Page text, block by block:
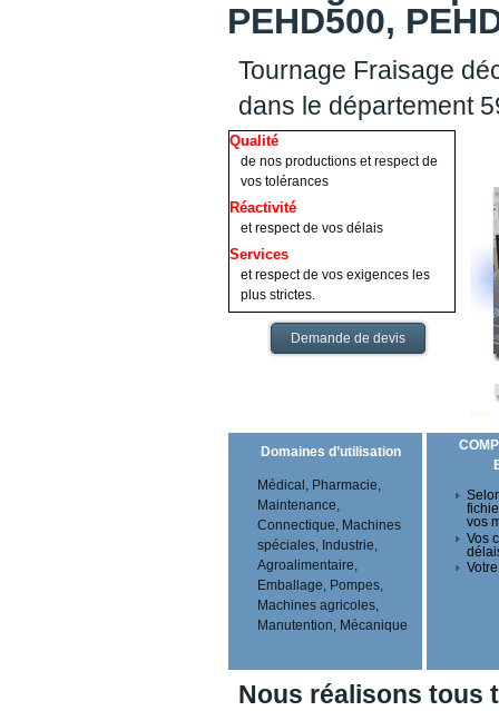
PEHD500,
Tournage Fraisage
dans le département
Qualité
de nos productions et respect de
vos tolérances
Réactivité
et respect de vos délais
Services
et respect de vos exigences les
plus strictes.
Demande de devis
Domaines d’utilisation
Médical, Pharmacie,
Maintenance,
Connectique, Machines
spéciales, Industrie,
Agroalimentaire,
Emballage, Pompes,
Machines agricoles,
Manutention, Mécanique
vos
Vos
Nous réalisons tous